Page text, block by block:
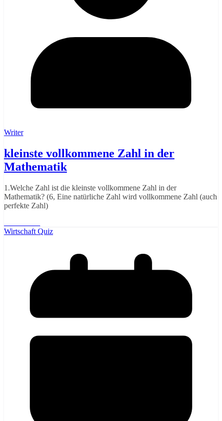
Writer
kleinste vollkommene Zahl in der
Mathematik
1.Welche Zahl ist die kleinste vollkommene Zahl in der
Mathematik? (6, Eine natürliche Zahl wird vollkommene Zahl (auch
perfekte Zahl)
Wirtschaft Quiz